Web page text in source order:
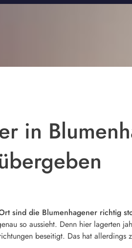
in
sind die Blumenhagener richtig
so aussieht. Denn hier lagerten
beseitigt. Das hat allerdings